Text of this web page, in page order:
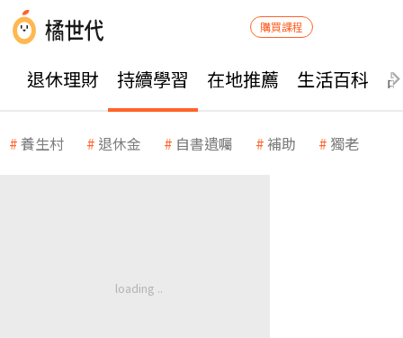
購買課程
退休理財 持續學習 在地推薦 生活百科
養生村 退休金 自書遺囑 補助 獨老